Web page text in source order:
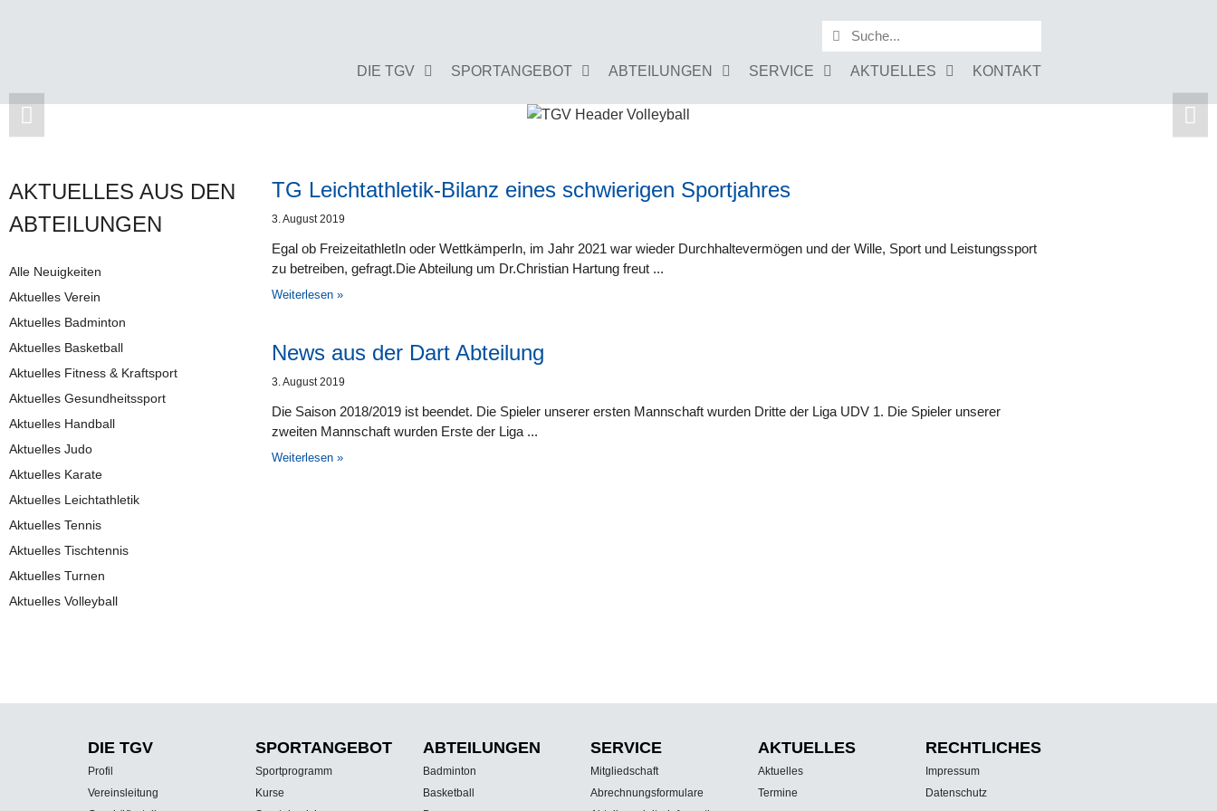
DIE TGV SPORTANGEBOT ABTEILUNGEN SERVICE AKTUELLES KONTAKT
AKTUELLES AUS DEN
AB­TEI­LUNG­EN
Alle Neuigkeiten
Aktuelles Verein
Aktuelles Badminton
Aktuelles Basketball
Aktuelles Fitness & Kraftsport
Aktuelles Gesundheitssport
Aktuelles Handball
Aktuelles Judo
Aktuelles Karate
Aktuelles Leichtathletik
Aktuelles Tennis
Aktuelles Tischtennis
Aktuelles Turnen
Aktuelles Volleyball
Zu dieser Kategorie gibt es leider noch keine Beiträge.
TG Leichtathletik-Bilanz eines schwierigen Sportjahres
3. August 2019
Egal ob FreizeitathletIn oder WettkämperIn, im Jahr 2021 war wieder Durchhaltevermögen und der Wille, Sport und Leistungssport
zu betreiben, gefragt.Die Abteilung um Dr.Christian Hartung freut
Weiterlesen »
News aus der Dart Abteilung
3. August 2019
Die Saison 2018/2019 ist beendet. Die Spieler unserer ersten Mannschaft wurden Dritte der Liga UDV 1. Die Spieler unserer
zweiten Mannschaft wurden Erste der Liga
Weiterlesen »
DIE TGV
Profil
Vereinsleitung
SPORT­ANGEBOT
Sportprogramm
Kurse
ABTEILUNGEN
Badminton
Basketball
SERVICE
Mitgliedschaft
Abrechnungsformulare
AKTUELLES
Aktuelles
Termine
RECHTLICHES
Impressum
Datenschutz